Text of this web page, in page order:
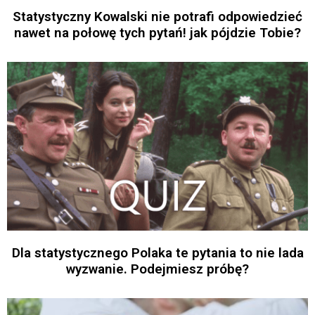
Statystyczny Kowalski nie potrafi odpowiedzieć
nawet na połowę tych pytań! jak pójdzie Tobie?
Dla statystycznego Polaka te pytania to nie lada
wyzwanie. Podejmiesz próbę?